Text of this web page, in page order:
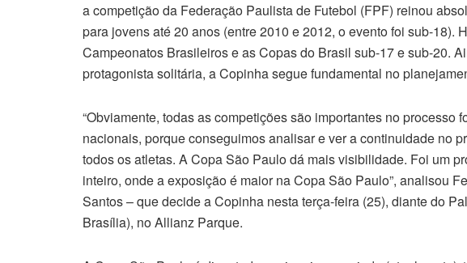
a competição da Federação Paulista de Futebol (FPF) reinou
para jovens até 20 anos (entre 2010 e 2012, o evento foi sub-18).
Campeonatos Brasileiros e as Copas do Brasil sub-17 e sub-20.
protagonista solitária, a Copinha segue fundamental no
“Obviamente, todas as competições são importantes no processo
nacionais, porque conseguimos analisar e ver a continuidade no
todos os atletas. A Copa São Paulo dá mais visibilidade. Foi um
inteiro, onde a exposição é maior na Copa São Paulo”, analisou
Santos – que decide a Copinha nesta terça-feira (25), diante do
Brasília), no Allianz Parque.